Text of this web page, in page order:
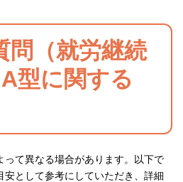
問（就労継続
型に関する
って異なる場合があります。以下で
安として参考にしていただき、詳細